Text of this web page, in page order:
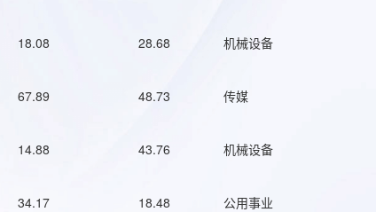
18.08 28.68 机械设备
67.89 48.73 传媒
14.88 43.76 机械设备
34.17 18.48 公用事业